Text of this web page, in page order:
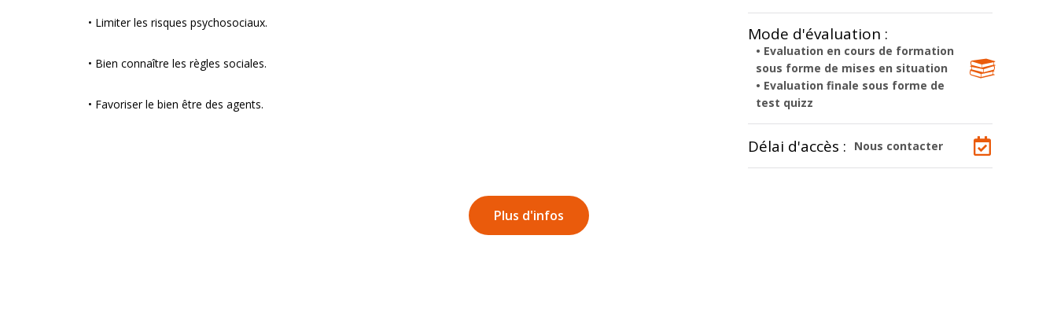
• Limiter les risques psychosociaux.
• Bien connaître les règles sociales.
• Favoriser le bien être des agents.
Mode d'évaluation :
• Evaluation en cours de formation
sous forme de mises en situation
• Evaluation finale sous forme de
test quizz
Délai d'accès : Nous contacter
Plus d'infos